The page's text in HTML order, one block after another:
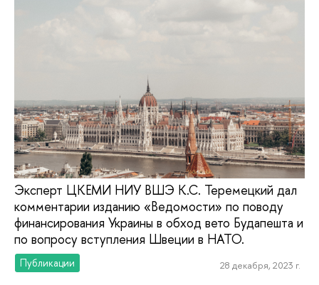
Эксперт ЦКЕМИ НИУ ВШЭ К.С. Теремецкий дал
комментарии изданию «Ведомости» по поводу
финансирования Украины в обход вето Будапешта и
по вопросу вступления Швеции в НАТО.
Публикации 28 декабря, 2023 г.